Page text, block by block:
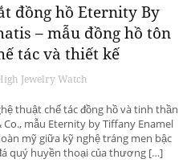
đồng hồ Eternity By
– mẫu đồng hồ tôn
tác và thiết kế
Jewelry Watch
thuật chế tác đồng hồ và tinh thần
mẫu Eternity by Tiffany Enamel
mỹ giữa kỹ nghệ tráng men bậc
quý huyền thoại của thương […]